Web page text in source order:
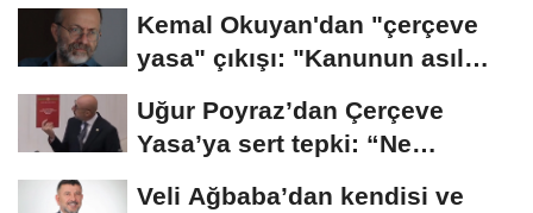
Kemal Okuyan'dan "çerçeve
yasa" çıkışı: "Kanunun asıl
Uğur Poyraz’dan Çerçeve
Yasa’ya sert tepki: “Ne
Veli Ağbaba’dan kendisi ve